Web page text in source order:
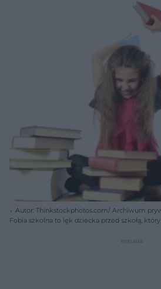
Autor: Thinkstockphotos.com/ Archiwum
Fobia szkolna to lęk dziecka przed szkołą,